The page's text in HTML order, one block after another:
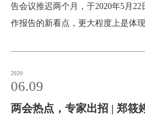
仅投资于“新基建”为代表的物质资
亿”所带来的一些不利影响。正确的
类似的效果，提振信心，从需求侧
于其他刺激计划，人力资本投资从
势。首先，人力资本的投资回报率
告会议推迟两个月，于2020年5月
作报告的新看点，更大程度上是体
作情况。从后续宏观经济政策安排
点：1、受新冠肺炎疫情影响，今年
2020
06.09
两会热点，专家出招 | 郑筱